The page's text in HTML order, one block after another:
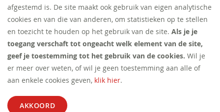
afgestemd is. De site maakt ook gebruik van eigen analytische
cookies en van die van anderen, om statistieken op te stellen
en toezicht te houden op het gebruik van de site. Als je je
toegang verschaft tot ongeacht welk element van de site,
geef je toestemming tot het gebruik van de cookies. Wil je
er meer over weten, of wil je geen toestemming aan alle of
aan enkele cookies geven, klik hier.